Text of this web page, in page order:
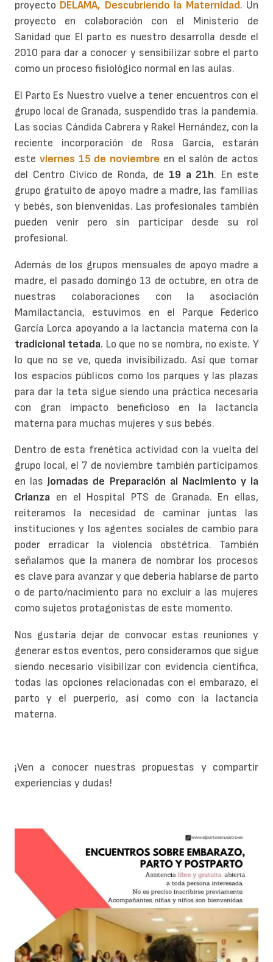
proyecto DELAMA, Descubriendo la Maternidad. Un
proyecto en colaboración con el Ministerio de
Sanidad que El parto es nuestro desarrolla desde el
2010 para dar a conocer y sensibilizar sobre el parto
como un proceso fisiológico normal en las aulas.
El Parto Es Nuestro vuelve a tener encuentros con el
grupo local de Granada, suspendido tras la pandemia.
Las socias Cándida Cabrera y Rakel Hernández, con la
reciente incorporación de Rosa García, estarán
este viernes 15 de noviembre en el salón de actos
del Centro Cívico de Ronda, de 19 a 21h. En este
grupo gratuito de apoyo madre a madre, las familias
y bebés, son bienvenidas. Las profesionales también
pueden venir pero sin participar desde su rol
profesional.
Además de los grupos mensuales de apoyo madre a
madre, el pasado domingo 13 de octubre, en otra de
nuestras colaboraciones con la asociación
Mamilactancia, estuvimos en el Parque Federico
García Lorca apoyando a la lactancia materna con la
tradicional tetada. Lo que no se nombra, no existe. Y
lo que no se ve, queda invisibilizado. Así que tomar
los espacios públicos como los parques y las plazas
para dar la teta sigue siendo una práctica necesaria
con gran impacto beneficioso en la lactancia
materna para muchas mujeres y sus bebés.
Dentro de esta frenética actividad con la vuelta del
grupo local, el 7 de noviembre también participamos
en las Jornadas de Preparación al Nacimiento y la
Crianza en el Hospital PTS de Granada. En ellas,
reiteramos la necesidad de caminar juntas las
instituciones y los agentes sociales de cambio para
poder erradicar la violencia obstétrica. También
señalamos que la manera de nombrar los procesos
es clave para avanzar y que debería hablarse de parto
o de parto/nacimiento para no excluir a las mujeres
como sujetos protagonistas de este momento.
Nos gustaría dejar de convocar estas reuniones y
generar estos eventos, pero consideramos que sigue
siendo necesario visibilizar con evidencia científica,
todas las opciones relacionadas con el embarazo, el
parto y el puerperio, así como con la lactancia
materna.
¡Ven a conocer nuestras propuestas y compartir
experiencias y dudas!